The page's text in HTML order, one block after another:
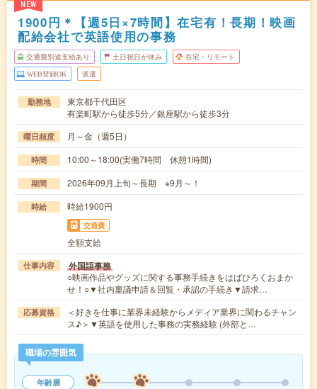
NEW
1900円＊【週5日×7時間】在宅有！長期！映画
配給会社で英語使用の事務
交通費別途支給あり 土日祝日が休み 在宅・リモート
WEB登録OK 派遣
勤務地
東京都千代田区
有楽町駅から徒歩5分／銀座駅から徒歩3分
曜日頻度 月～金（週5日）
時間 10:00～18:00(実働7時間 休憩1時間)
期間 2026年09月上旬～長期 ※9月～！
時給 時給1900円
交通費
全額支給
仕事内容 外国語事務
○映画作品やグッズに関する事務手続きをはばひろくおまか
せ！○▼社内稟議申請＆回覧・承認の手続き▼請求…
応募資格
＜好きを仕事に業界未経験からメディア業界に関わるチャン
ス♪＞▼英語を使用した事務の実務経験 (外部と…
職場の雰囲気
年齢層